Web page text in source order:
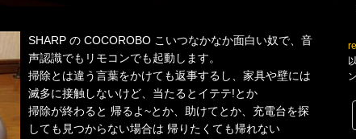
SHARP の COCOROBO こいつなかなか面白い奴で、音
声認識でもリモコンでも起動します。
掃除とは違う言葉をかけても返事するし、家具や壁には
滅多に接触しないけど、当たるとイテテ!とか
掃除が終わると 帰るよ~とか、助けてとか、充電台を探
しても見つからない場合は 帰りたくても帰れない